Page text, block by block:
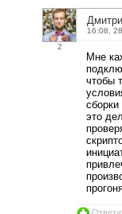
2
16:08,
Мне
чтобы
это